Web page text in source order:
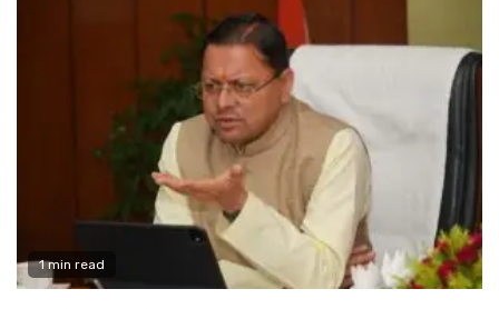
1 min read